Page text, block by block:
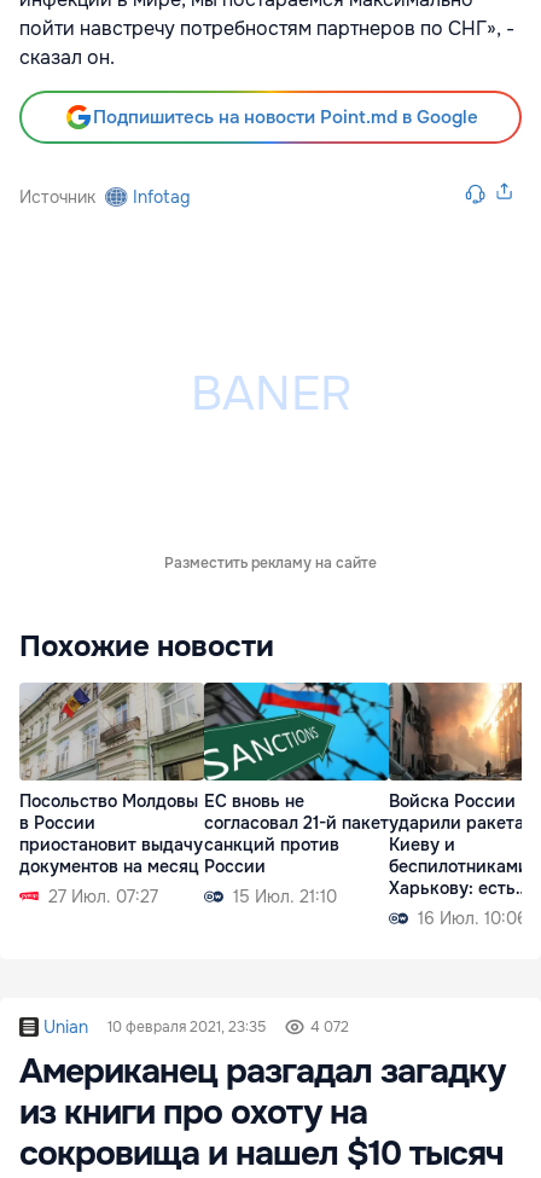
пойти навстречу потребностям партнеров по СНГ», -
сказал он.
Подпишитесь на новости Point.md в Google
Источник Infotag
Разместить рекламу на сайте
Похожие новости
Посольство Молдовы
в России
приостановит выдачу
документов на месяц
27 Июл. 07:27
ЕС вновь не
согласовал 21-й пакет
санкций против
России
15 Июл. 21:10
Войска России
ударили
Киеву и
беспилотниками
Харькову: есть
жертвы16 Июл. 10:06
Unian 10 февраля 2021, 23:35 4 072
Американец разгадал загадку
из книги про охоту на
сокровища и нашел $10 тысяч